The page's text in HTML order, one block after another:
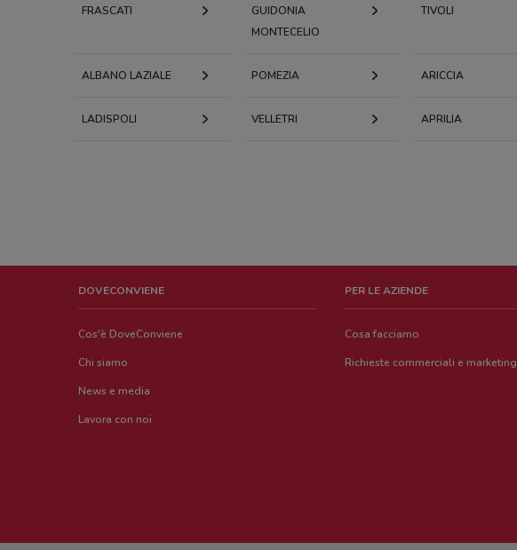
FRASCATI
GUIDONIA
MONTECELIO
TIVOLI
ALBANO LAZIALE POMEZIA ARICCIA
LADISPOLI VELLETRI APRILIA
DOVECONVIENE
Cos'è DoveConviene
Chi siamo
News e media
Lavora con noi
PER LE AZIENDE
Cosa facciamo
Richieste commerciali e marketing